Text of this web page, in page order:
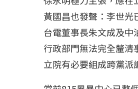
黃國昌也發聲：李世光
台電董事長朱文成及中
行政部門無法完全釐清
立院有必要組成跨黨派